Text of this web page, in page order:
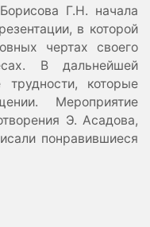
Г.Н. начала
в которой
чертах своего
В дальнейшей
которые
Мероприятие
Э. Асадова,
понравившиеся